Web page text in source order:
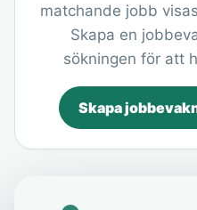
matchande jobb
Skapa en
sökningen för att
Skapa